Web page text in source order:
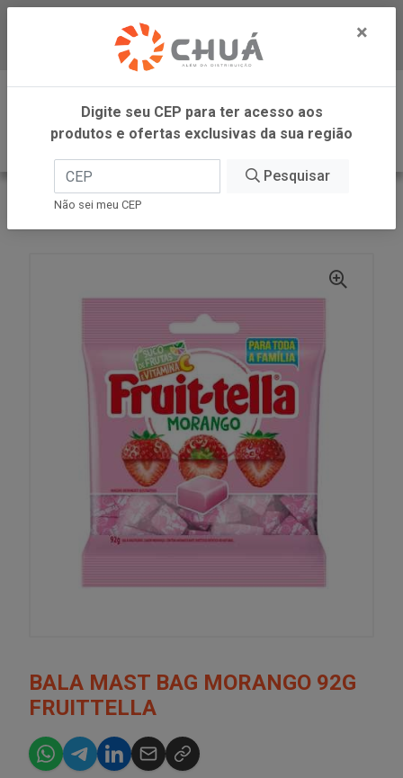
Baixe já nosso APP
0
INÍCIO
PERFETTI
BALA MAST BAG MORANGO 92G
FRUITTELLA
×
Digite seu CEP para ter acesso aos
produtos e ofertas exclusivas da sua região
Pesquisar
Não sei meu CEP